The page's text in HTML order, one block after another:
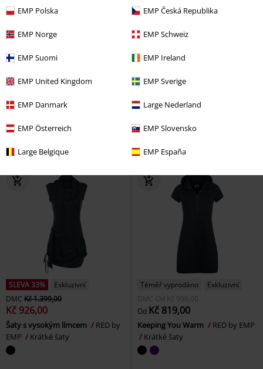
EMP Polska EMP Česká Republika
EMP Norge EMP Schweiz
EMP Suomi EMP Ireland
EMP United Kingdom EMP Sverige
EMP Danmark Large Nederland
EMP Österreich EMP Slovensko
Large Belgique EMP España
% Exkluzivní
Kč 391,00
Balení 2 ks šatů
Exkluzivní Plus Size
Od Kč 2.389,00
Šaty Imperia
Hell Bunny
SLEVA 33%
Exkluzivní
DMC Kč 1.399,00
Kč 926,00
Šaty s vysokým límcem
RED by
EMP
Krátké šaty
Téměř vyprodáno
Exkluzivní
DMC Od Kč 999,00
Od Kč 819,00
Keeping You Warm
RED by EMP
Krátké šaty